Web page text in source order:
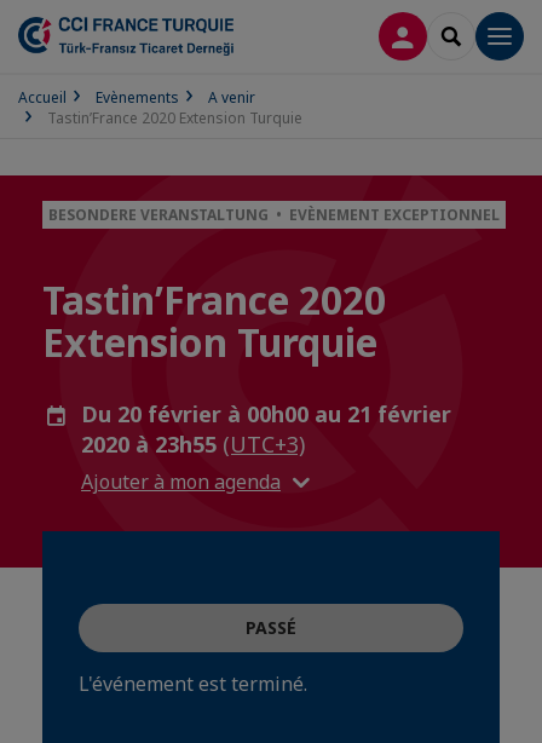
CONNEXION
Accueil Evènements
A venir
Tastin’France 2020 Extension Turquie
BESONDERE VERANSTALTUNG • EVÈNEMENT EXCEPTIONNEL
Tastin’France 2020
Extension Turquie
Du 20 février à 00h00 au 21 février
2020 à 23h55 (UTC+3)
Ajouter à mon agenda
PASSÉ
L'événement est terminé.